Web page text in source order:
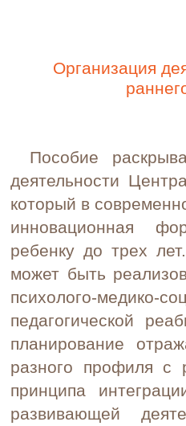
Организация
Пособие
деятельности
который в
инновационная
ребенку до трех
может быть
психолого-
педагогической
планирование
разного профиля с
принципа
развивающей